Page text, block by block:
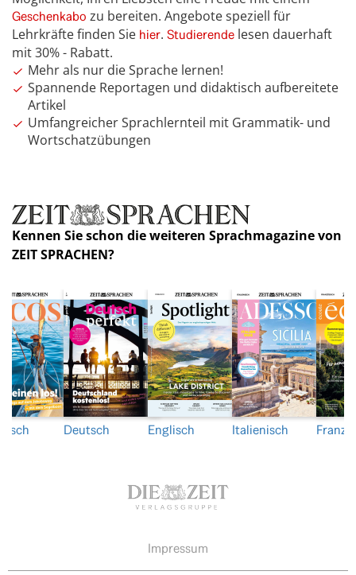
Geschenkabo zu bereiten. Angebote speziell für
Lehrkräfte finden Sie hier. Studierende lesen dauerhaft
mit 30% - Rabatt.
Mehr als nur die Sprache lernen!
Spannende Reportagen und didaktisch aufbereitete
Artikel
Umfangreicher Sprachlernteil mit Grammatik- und
Wortschatzübungen
Kennen Sie schon die weiteren Sprachmagazine von
ZEIT SPRACHEN?
Deutsch Englisch Italienisch
Impressum